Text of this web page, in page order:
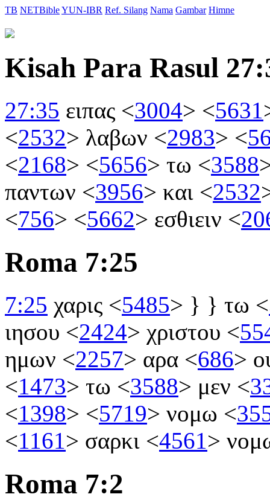
TB NETBibleYUN-IBR Ref. Silang Nama Gambar Himne
Kisah Para Rasul
27:35 ειπας <3004> <5631
<2532> λαβων <2983> <
<2168> <5656> τω <3588
παντων <3956> και <2532
<756> <5662> εσθιειν <
Roma 7:25
7:25 χαρις <5485> } } τω <
ιησου <2424> χριστου <
ημων <2257> αρα <686>
<1473> τω <3588> μεν <
<1398> <5719> νομω <
<1161> σαρκι <4561>
Roma 7:2